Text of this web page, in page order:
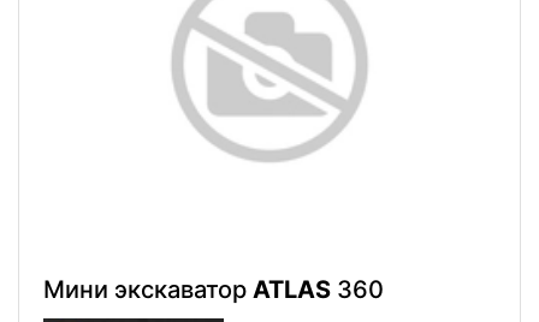
Мини экскаватор ATLAS 360